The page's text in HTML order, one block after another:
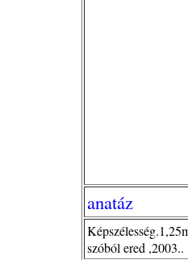
anatáz
szóból ered ,2003..